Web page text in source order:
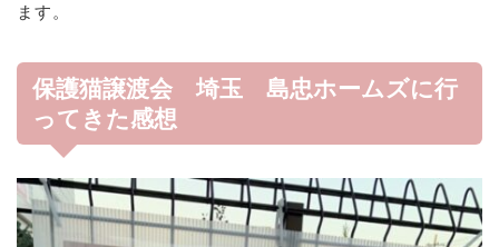
ます。
保護猫譲渡会 埼玉 島忠ホームズに行
ってきた感想